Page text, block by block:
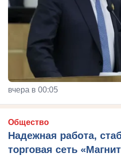
вчера в 00:05
Общество
Надежная работа,
торговая сеть